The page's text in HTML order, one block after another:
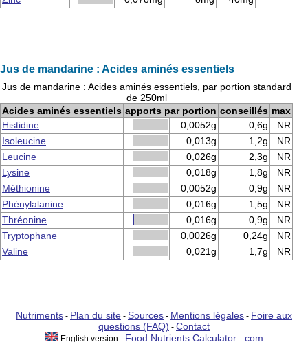
Jus de mandarine : Acides aminés essentiels
Jus de mandarine : Acides aminés essentiels, par portion standard
de 250ml
Acides aminés essentiels apports par portion conseillés max
Histidine
0,0052g 0,6g
NR
Isoleucine
0,013g 1,2g
NR
Leucine
0,026g 2,3g
NR
Lysine
0,018g 1,8g
NR
Méthionine
0,0052g 0,9g
NR
Phénylalanine
0,016g 1,5g
NR
Thréonine
0,016g 0,9g
NR
Tryptophane
0,0026g 0,24g
NR
Valine
0,021g 1,7g NR
Nutriments - Plan du site - Sources - Mentions légales - Foire aux
questions (FAQ) - Contact
English version - Food Nutrients Calculator . com